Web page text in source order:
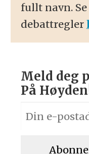
fullt navn.
debattregler
Meld deg
På